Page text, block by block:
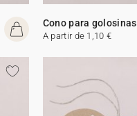
Cono para golosinas
A partir de 1,10 €